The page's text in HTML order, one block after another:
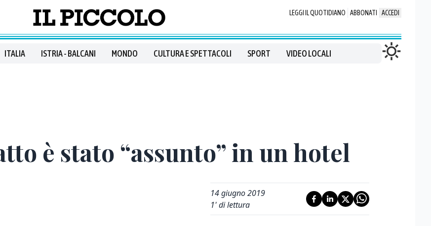
LEGGI IL QUOTIDIANO ABBONATI ACCEDI
ITALIA ISTRIA - BALCANI MONDO CULTURA E SPETTACOLI SPORT VIDEO LOCALI
è stato “assunto” in un hotel
14 giugno 2019
1' di lettura